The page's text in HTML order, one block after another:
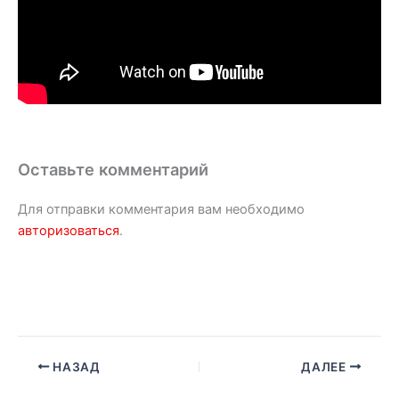
Оставьте комментарий
Для отправки комментария вам необходимо
авторизоваться.
НАЗАД ДАЛЕЕ